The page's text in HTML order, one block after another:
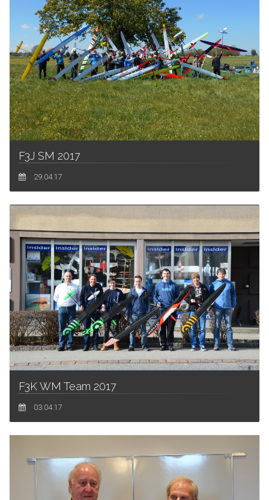
F3J SM 2017
29.04.17
F3K WM Team 2017
03.04.17